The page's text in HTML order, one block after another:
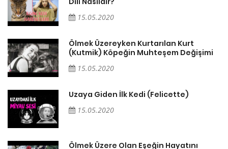
15.05.2020
Ölmek Üzereyken Kurtarılan Kurt
(Kutmik) Köpeğin Muhteşem Değişimi
15.05.2020
Uzaya Giden İlk Kedi (Felicette)
15.05.2020
Ölmek Üzere Olan Eşeğin Hayatını